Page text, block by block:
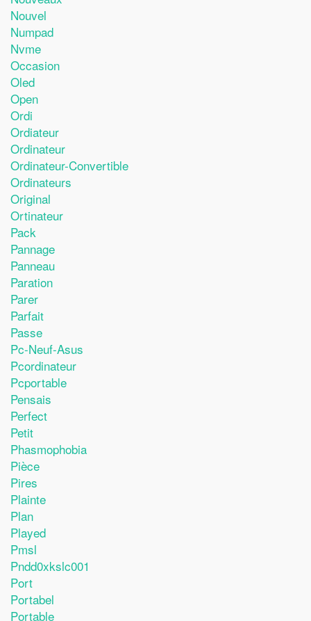
Nouvel
Numpad
Nvme
Occasion
Oled
Open
Ordi
Ordiateur
Ordinateur
Ordinateur-Convertible
Ordinateurs
Original
Ortinateur
Pack
Pannage
Panneau
Paration
Parer
Parfait
Passe
Pc-Neuf-Asus
Pcordinateur
Pcportable
Pensais
Perfect
Petit
Phasmophobia
Pièce
Pires
Plainte
Plan
Played
Pmsl
Pndd0xkslc001
Port
Portabel
Portable